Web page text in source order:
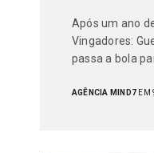
Após um ano
Vingadores:
passa a bola
AGÊNCIA MIND7 EM